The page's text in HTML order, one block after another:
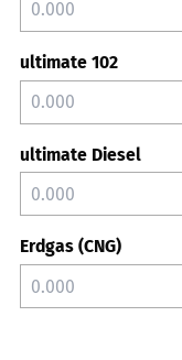
ultimate 102
ultimate Diesel
Erdgas (CNG)